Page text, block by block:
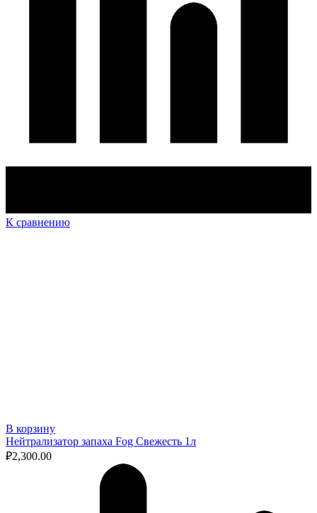
К сравнению
В корзину
Нейтрализатор запаха Fog Свежесть 1л
₽2,300.00